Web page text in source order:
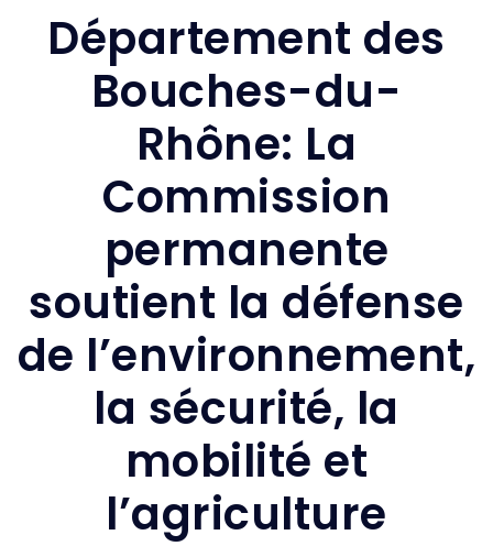
Département des
Bouches-du-
Rhône: La
Commission
permanente
soutient la défense
de l’environnement,
la sécurité, la
mobilité et
l’agriculture